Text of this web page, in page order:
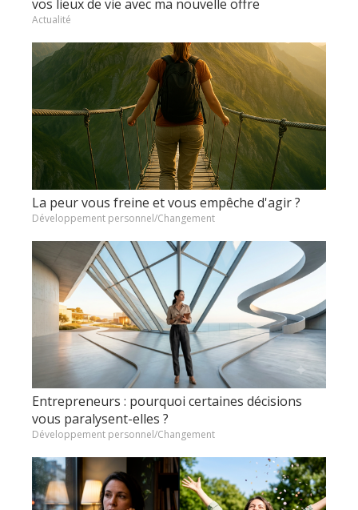
vos lieux de vie avec ma nouvelle offre
Actualité
La peur vous freine et vous empêche d'agir ?
Développement personnel/Changement
Entrepreneurs : pourquoi certaines décisions
vous paralysent-elles ?
Développement personnel/Changement